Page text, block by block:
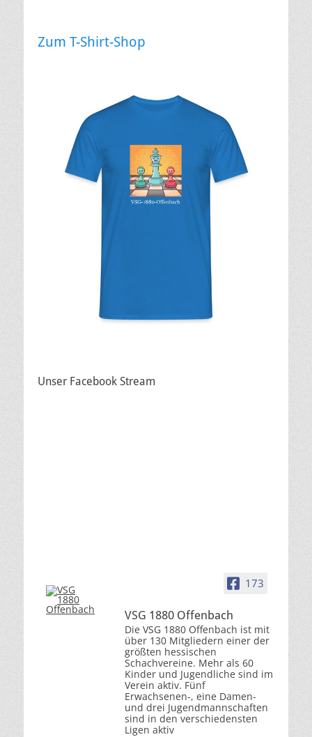
Zum T-Shirt-Shop
Unser Facebook Stream
173
VSG 1880 Offenbach
Die VSG 1880 Offenbach ist mit
über 130 Mitgliedern einer der
größten hessischen
Schachvereine. Mehr als 60
Kinder und Jugendliche sind im
Verein aktiv. Fünf
Erwachsenen-, eine Damen-
und drei Jugendmannschaften
sind in den verschiedensten
Ligen aktiv